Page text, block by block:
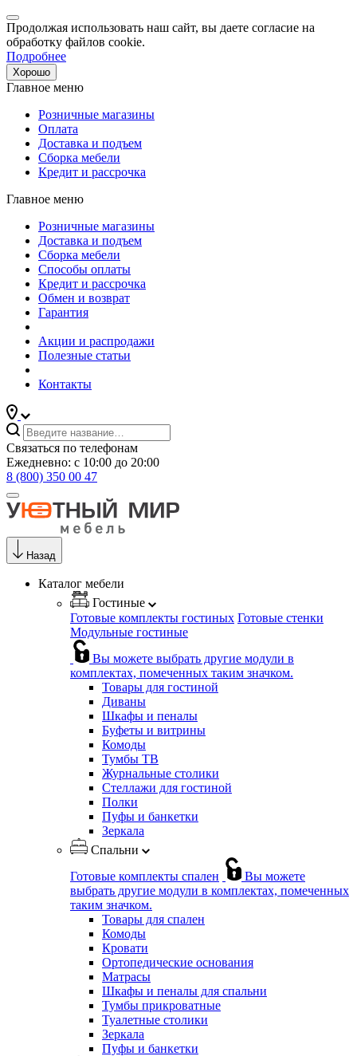
Продолжая использовать наш сайт, вы даете согласие на
обработку файлов cookie.
Подробнее
Хорошо
Главное меню
Розничные магазины
Оплата
Доставка и подъем
Сборка мебели
Кредит и рассрочка
Главное меню
Розничные магазины
Доставка и подъем
Сборка мебели
Способы оплаты
Кредит и рассрочка
Обмен и возврат
Гарантия
Акции и распродажи
Полезные статьи
Контакты
Связаться по телефонам
Ежедневно: с 10:00 до 20:00
8 (800) 350 00 47
Назад
Каталог мебели
Гостиные
Готовые комплекты гостиных Готовые стенки
Модульные гостиные
Вы можете выбрать другие модули в
комплектах, помеченных таким значком.
Товары для гостиной
Диваны
Шкафы и пеналы
Буфеты и витрины
Комоды
Тумбы ТВ
Журнальные столики
Стеллажи для гостиной
Полки
Пуфы и банкетки
Зеркала
Спальни
Готовые комплекты спален
Вы можете
выбрать другие модули в комплектах, помеченных
таким значком.
Товары для спален
Комоды
Кровати
Ортопедические основания
Матрасы
Шкафы и пеналы для спальни
Тумбы прикроватные
Туалетные столики
Зеркала
Пуфы и банкетки